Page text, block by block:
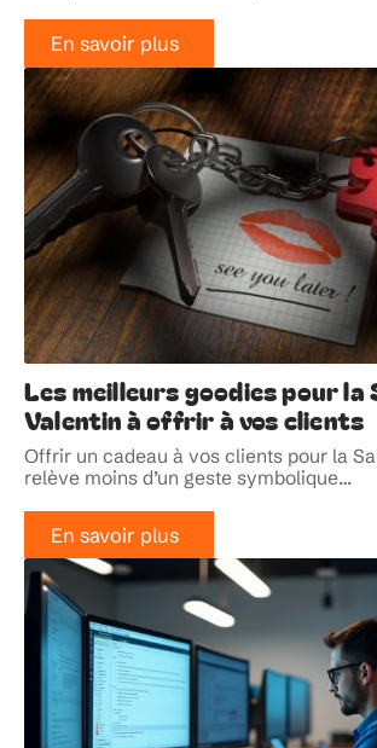
En savoir plus
Les meilleurs goodies pour
Valentin à offrir à vos clients
Offrir un cadeau à vos clients pour la
relève moins d’un geste symbolique…
En savoir plus